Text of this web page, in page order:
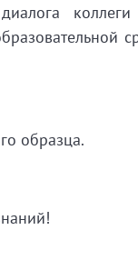
образца.